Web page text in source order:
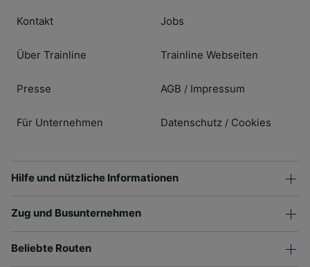
Kontakt
Über Trainline
Presse
Für Unternehmen
Jobs
Trainline Webseiten
AGB / Impressum
Datenschutz / Cookies
Hilfe und nützliche Informationen
Zug und Busunternehmen
Beliebte Routen